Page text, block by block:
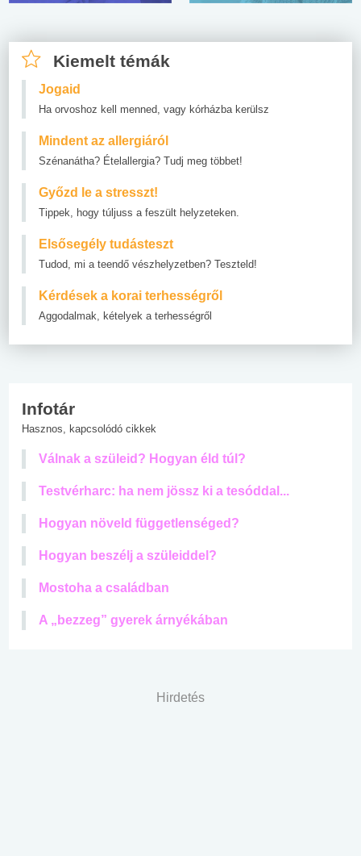
Kiemelt témák
Jogaid
Ha orvoshoz kell menned, vagy kórházba kerülsz
Mindent az allergiáról
Szénanátha? Ételallergia? Tudj meg többet!
Győzd le a stresszt!
Tippek, hogy túljuss a feszült helyzeteken.
Elsősegély tudásteszt
Tudod, mi a teendő vészhelyzetben? Teszteld!
Kérdések a korai terhességről
Aggodalmak, kételyek a terhességről
Infotár
Hasznos, kapcsolódó cikkek
Válnak a szüleid? Hogyan éld túl?
Testvérharc: ha nem jössz ki a tesóddal...
Hogyan növeld függetlenséged?
Hogyan beszélj a szüleiddel?
Mostoha a családban
A „bezzeg” gyerek árnyékában
Hirdetés